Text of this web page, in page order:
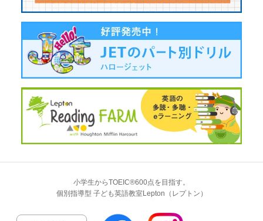
小学生からTOEIC®600点を目指す。
個別指導型 子ども英語教室Lepton（レプトン）